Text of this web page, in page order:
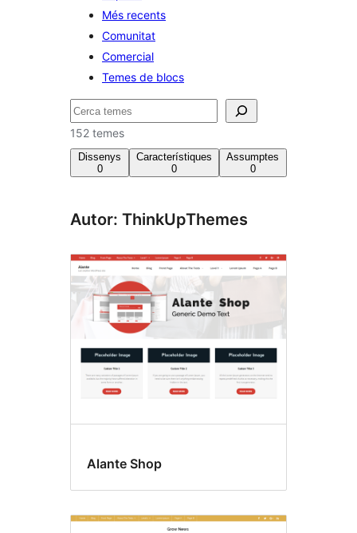
Més recents
Comunitat
Comercial
Temes de blocs
Cerca
152 temes
Dissenys
0
Característiques
0
Assumptes
0
Autor: ThinkUpThemes
Alante Shop